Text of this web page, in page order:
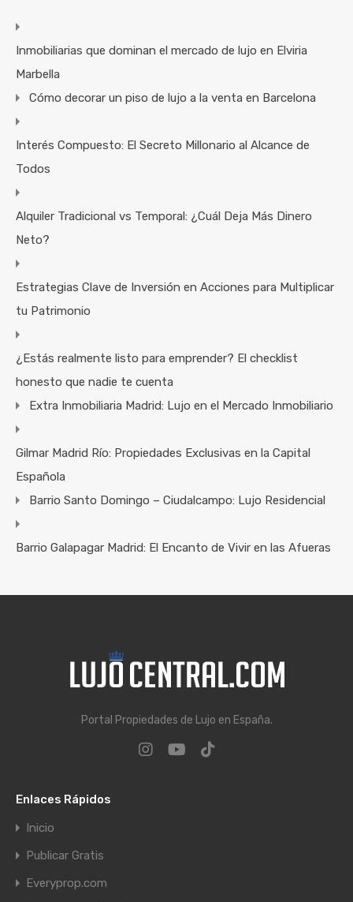
Inmobiliarias que dominan el mercado de lujo en Elviria
Marbella
Cómo decorar un piso de lujo a la venta en Barcelona
Interés Compuesto: El Secreto Millonario al Alcance de
Todos
Alquiler Tradicional vs Temporal: ¿Cuál Deja Más Dinero
Neto?
Estrategias Clave de Inversión en Acciones para Multiplicar
tu Patrimonio
¿Estás realmente listo para emprender? El checklist
honesto que nadie te cuenta
Extra Inmobiliaria Madrid: Lujo en el Mercado Inmobiliario
Gilmar Madrid Río: Propiedades Exclusivas en la Capital
Española
Barrio Santo Domingo – Ciudalcampo: Lujo Residencial
Barrio Galapagar Madrid: El Encanto de Vivir en las Afueras
Portal Propiedades de Lujo en España.
Enlaces Rápidos
Inicio
Publicar Gratis
Everyprop.com